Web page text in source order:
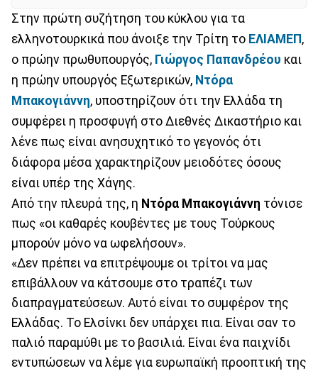
Στην πρώτη συζήτηση του κύκλου για τα
ελληνοτουρκικά που άνοιξε την Τρίτη το ΕΛΙΑΜΕΠ ,
ο πρώην πρωθυπουργός, Γιώργος Παπανδρέου και
η πρώην υπουργός Εξωτερικών, Ντόρα
Μπακογιάννη, υποστηρίζουν ότι την Ελλάδα τη
συμφέρει η προσφυγή στο Διεθνές Δικαστήριο και
λένε πως είναι ανησυχητικό το γεγονός ότι
διάφορα μέσα χαρακτηρίζουν μειοδότες όσους
είναι υπέρ της Χάγης.
Από την πλευρά της, η Ντόρα Μπακογιάννη τόνισε
πως «οι καθαρές κουβέντες με τους Τούρκους
μπορούν μόνο να ωφελήσουν».
«Δεν πρέπει να επιτρέψουμε οι τρίτοι να μας
επιβάλλουν να κάτσουμε στο τραπέζι των
διαπραγματεύσεων. Αυτό είναι το συμφέρον της
Ελλάδας. Το Ελσίνκι δεν υπάρχει πια. Είναι σαν το
παλιό παραμύθι με το βασιλιά. Είναι ένα παιχνίδι
εντυπώσεων να λέμε για ευρωπαϊκή προοπτική της